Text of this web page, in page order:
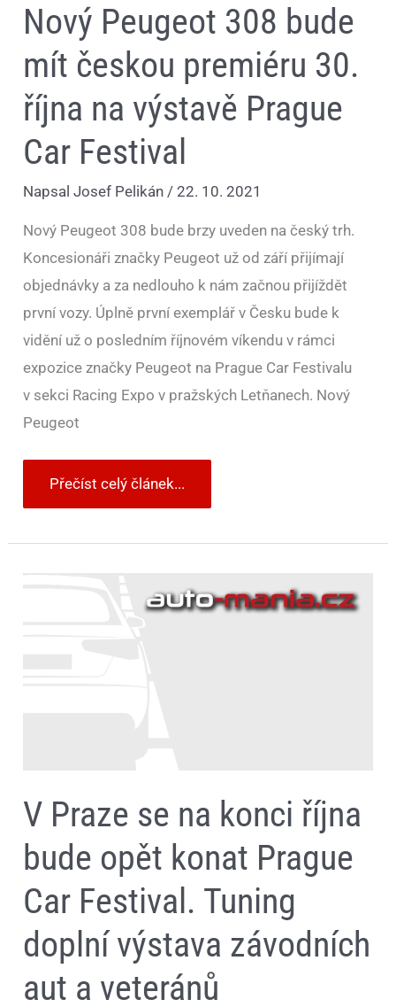
Nový Peugeot 308 bude
mít českou premiéru 30.
října na výstavě Prague
Car Festival
NapsalJosef Pelikán/22. 10. 2021
Nový Peugeot 308 bude brzy uveden na český trh.
Koncesionáři značky Peugeot už od září přijímají
objednávky a za nedlouho k nám začnou přijíždět
první vozy. Úplně první exemplář v Česku bude k
vidění už o posledním říjnovém víkendu v rámci
expozice značky Peugeot na Prague Car Festivalu
v sekci Racing Expo v pražských Letňanech. Nový
Peugeot
Přečíst celý článek...
V Praze se na konci října
bude opět konat Prague
Car Festival. Tuning
doplní výstava závodních
aut a veteránů
závodních
aut
veteránů